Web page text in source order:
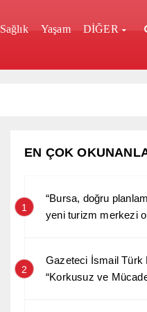
Sağlık Yaşam DİĞER
EN ÇOK
1
“Bursa, doğru
yeni turizm merkezi
2
Gazeteci İsmail Türk
“Korkusuz ve